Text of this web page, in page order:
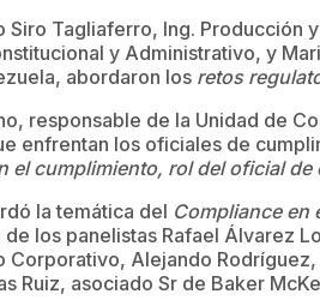
Tagliaferro, Ing. Producción
y Administrativo, y
abordaron los retos
responsable de la Unidad de
enfrentan los oficiales de
el cumplimiento, rol del oficial
la temática del Compliance en
los panelistas Rafael Álvarez
Corporativo, Alejando
Ruiz, asociado Sr de Baker